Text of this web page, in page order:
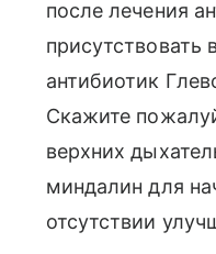
после лечения
присутствовать
антибиотик
Скажите
верхних
миндалин для
отсутствии